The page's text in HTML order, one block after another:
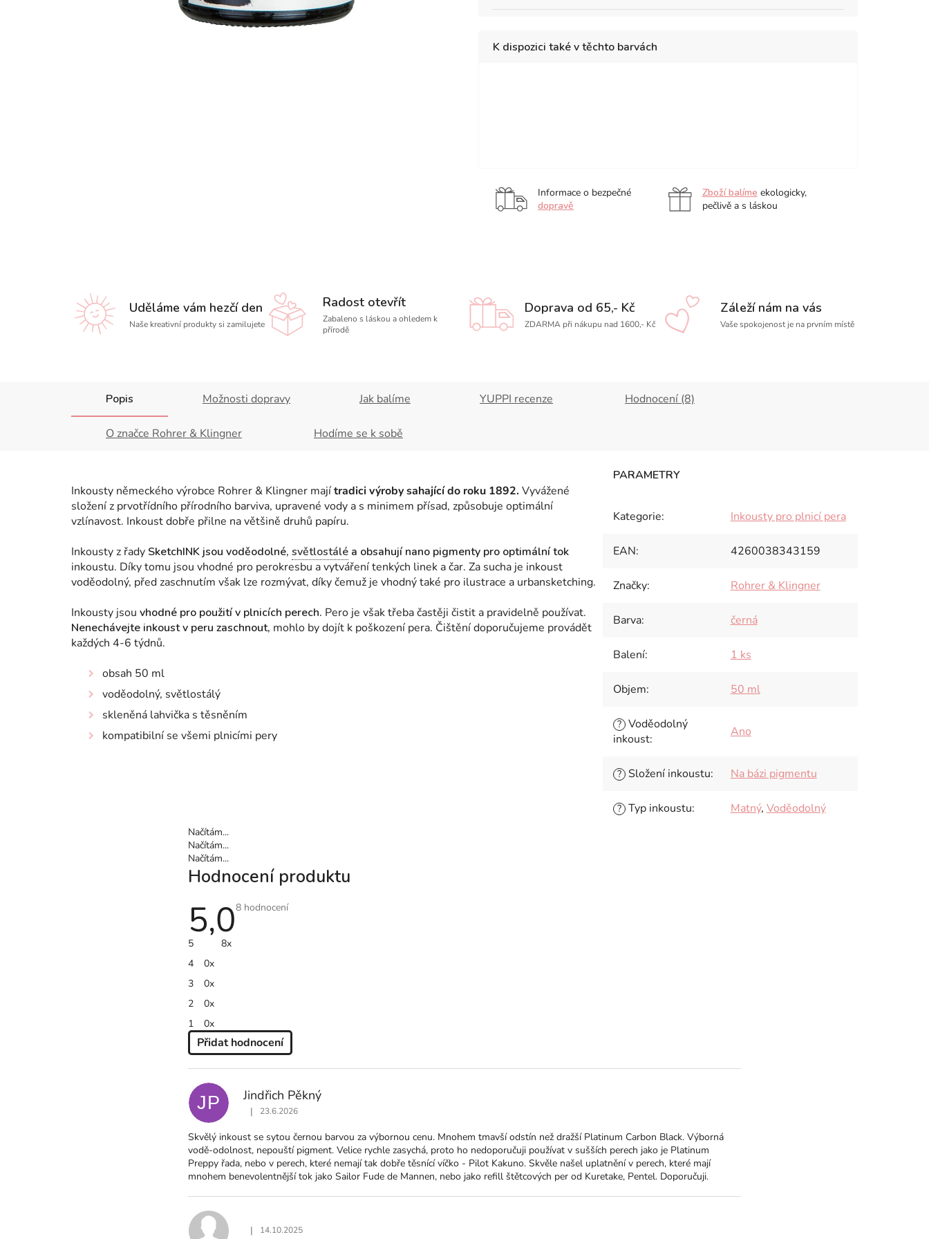
K dispozici také v těchto barvách
Informace o bezpečné
dopravě
Zboží balíme ekologicky,
pečlivě a s láskou
Uděláme vám hezčí den
Naše kreativní produkty si zamilujete
Radost otevřít
Zabaleno s láskou a ohledem k
přírodě
Doprava od 65,- Kč
ZDARMA při nákupu nad 1600,- Kč
Záleží nám na vás
Vaše spokojenost je na prvním místě
Popis Možnosti dopravy Jak balíme YUPPI recenze Hodnocení (8)
O značce Rohrer & Klingner Hodíme se k sobě
Inkousty německého výrobce Rohrer & Klingner majítradici výroby sahající do roku 1892. Vyvážené
složení z prvotřídního přírodního barviva, upravené vody a s minimem přísad, způsobuje optimální
vzlínavost. Inkoust dobře přilne na většině druhů papíru.
Inkousty z řady SketchINK jsou voděodolné, světlostálé a obsahují nano pigmenty pro optimální tok
inkoustu. Díky tomu jsou vhodné pro perokresbu a vytváření tenkých linek a čar. Za sucha je inkoust
voděodolný, před zaschnutím však lze rozmývat, díky čemuž je vhodný také pro ilustrace a urbansketching.
Inkousty jsou vhodné pro použití v plnicích perech. Pero je však třeba častěji čistit a pravidelně používat.
Nenechávejte inkoust v peru zaschnout, mohlo by dojít k poškození pera. Čištění doporučujeme provádět
každých 4-6 týdnů.
obsah 50 ml
voděodolný, světlostálý
skleněná lahvička s těsněním
kompatibilní se všemi plnicími pery
Kategorie: Inkousty pro plnicí pera
EAN: 4260038343159
Značky: Rohrer & Klingner
Barva: černá
Balení: 1 ks
Objem: 50 ml
? Voděodolný
inkoust: Ano
? Složení inkoustu: Na bázi pigmentu
? Typ inkoustu: Matný, Voděodolný
Načítám...
Načítám...
Načítám...
Hodnocení produktu
5,0Průměrné
8 hodnocení
5
8x
4
0x
3
0x
2
0x
1
0x
Přidat hodnocení
P
I
S
H
O
D
N
C
N
JP Jindřich Pěkný
Hodnocení produktu je 5 z 5 hvězdiček.
| 23.6.2026
Skvělý inkoust se sytou černou barvou za výbornou cenu. Mnohem tmavší odstín než dražší Platinum Carbon Black. Výborná
vodě-odolnost, nepouští pigment. Velice rychle zasychá, proto ho nedoporučuji používat v sušších perech jako je Platinum
Preppy řada, nebo v perech, které nemají tak dobře těsnící víčko - Pilot Kakuno. Skvěle našel uplatnění v perech, které mají
mnohem benevolentnější tok jako Sailor Fude de Mannen, nebo jako refill štětcových per od Kuretake, Pentel. Doporučuji.
Hodnocení produktu je 5 z 5 hvězdiček.
| 14.10.2025